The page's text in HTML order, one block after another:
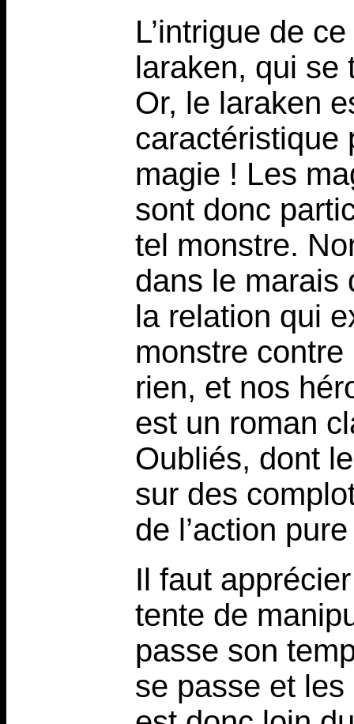
L’intrigue de
laraken, qui se
Or, le laraken
caractéristique
magie ! Les
sont donc
tel monstre.
dans le marais
la relation qui
monstre
rien, et nos
est un roman
Oubliés, dont
sur des
de l’action
Il faut
tente de
passe son
se passe et les